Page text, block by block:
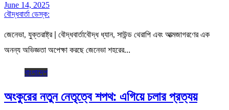
June 14, 2025
বৌদ্ধবার্তা ডেস্ক:
জেনেভা, যুক্তরাষ্ট্র | বৌদ্ধবার্তাবৌদ্ধ ধ্যান, সাউন্ড থেরাপি এবং আত্মজাগরণের এক
অনন্য অভিজ্ঞতা অপেক্ষা করছে জেনেভা শহরের…
বাংলাদেশ
অংকুরের নতুন নেতৃত্বে শপথ: এগিয়ে চলার প্রত্যয়